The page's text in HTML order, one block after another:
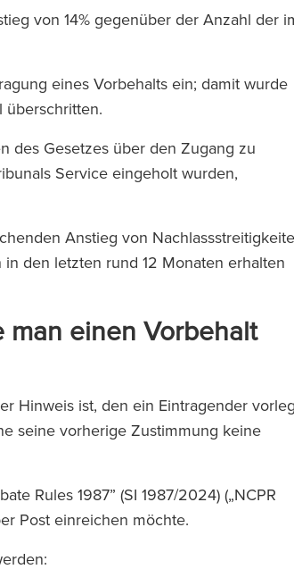
von 14% gegenüber der Anzahl der
eines Vorbehalts ein; damit wurde
des Gesetzes über den Zugang zu
Service eingeholt wurden,
Anstieg von
den letzten rund 12 Monaten erhalten
man einen Vorbehalt
Hinweis ist, den ein Eintragender
seine vorherige Zustimmung keine
Rules 1987” (SI 1987/2024) („NCPR
Post einreichen möchte.